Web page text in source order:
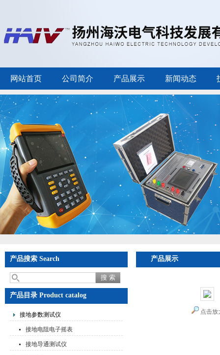
网站首页 公司简介 产品展示 新闻动态
产品搜索 Search
产品目录 Product catalog
接地参数测试仪
接地电阻电子摇表
接地导通测试仪
产品展示
点击放